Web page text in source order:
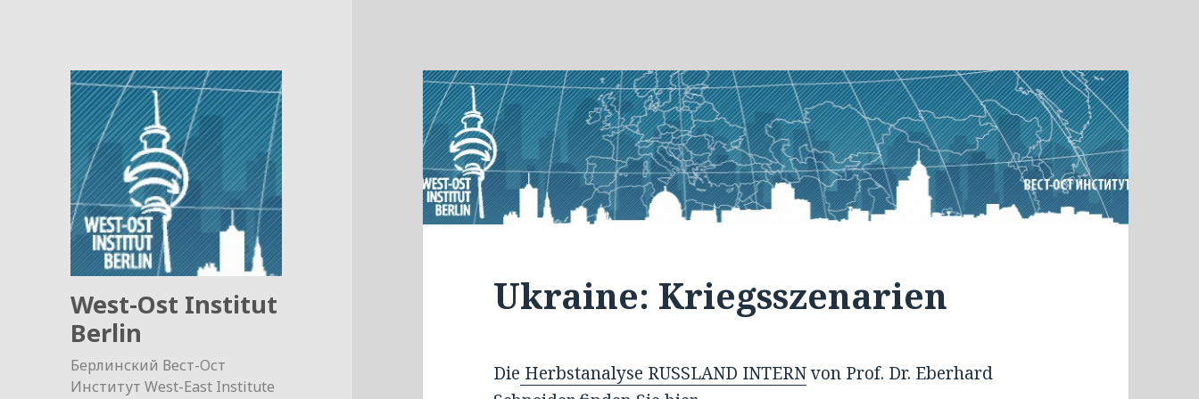
West-Ost Institut
Berlin
Берлинский Вест-Ост
Институт West-East Institute
Ukraine: Kriegsszenarien
Die Herbstanalyse RUSSLAND INTERNvon Prof. Dr. Eberhard